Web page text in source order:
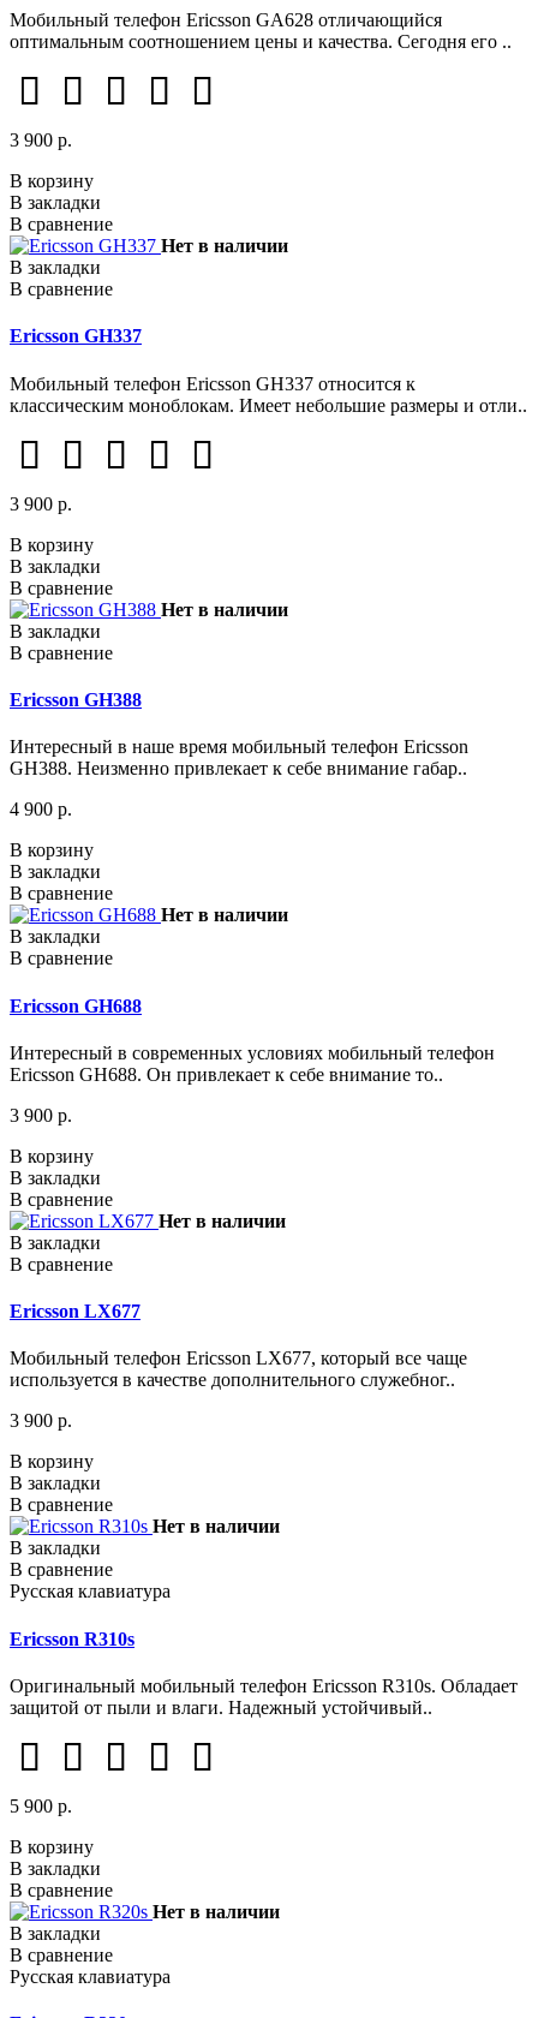
Мобильный телефон Ericsson GA628 отличающийся
оптимальным соотношением цены и качества. Сегодня его ..
3 900 р.
В корзину
В закладки
В сравнение
Нет в наличии
В закладки
В сравнение
Ericsson GH337
Мобильный телефон Ericsson GH337 относится к
классическим моноблокам. Имеет небольшие размеры и отли..
3 900 р.
В корзину
В закладки
В сравнение
Нет в наличии
В закладки
В сравнение
Ericsson GH388
Интересный в наше время мобильный телефон Ericsson
GH388. Неизменно привлекает к себе внимание габар..
4 900 р.
В корзину
В закладки
В сравнение
Нет в наличии
В закладки
В сравнение
Ericsson GH688
Интересный в современных условиях мобильный телефон
Ericsson GH688. Он привлекает к себе внимание то..
3 900 р.
В корзину
В закладки
В сравнение
Нет в наличии
В закладки
В сравнение
Ericsson LX677
Мобильный телефон Ericsson LX677, который все чаще
используется в качестве дополнительного служебног..
3 900 р.
В корзину
В закладки
В сравнение
Нет в наличии
В закладки
В сравнение
Русская клавиатура
Ericsson R310s
Оригинальный мобильный телефон Ericsson R310s. Обладает
защитой от пыли и влаги. Надежный устойчивый..
5 900 р.
В корзину
В закладки
В сравнение
Нет в наличии
В закладки
В сравнение
Русская клавиатура